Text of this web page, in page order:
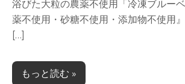
浴びた大粒の農薬不使用「冷凍ブルー
薬不使用・砂糖不使用・添加物不使用
[…]
もっと読む »